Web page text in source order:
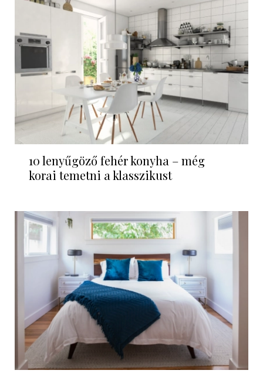
10 lenyűgöző fehér konyha – még
korai temetni a klasszikust